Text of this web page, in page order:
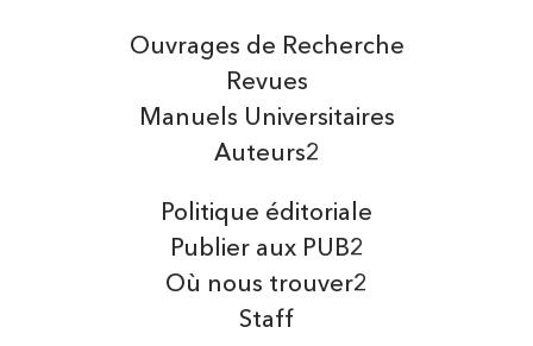
Auteurs2
Manuels Universitaires
Ouvrages de Recherche
Revues
Politique éditoriale
Publier aux PUB2
Où nous trouver2
Staff